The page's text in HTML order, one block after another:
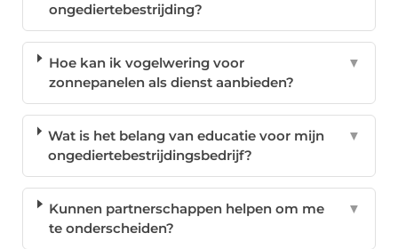
ongediertebestrijding?
Hoe kan ik vogelwering voor
zonnepanelen als dienst aanbieden?
▼
Wat is het belang van educatie voor mijn
ongediertebestrijdingsbedrijf?
▼
Kunnen partnerschappen helpen om me
te onderscheiden?
▼